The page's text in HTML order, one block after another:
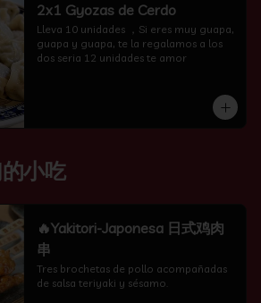
2x1 Gyozas de Cerdo
Lleva 10 unidades ，Si eres muy guapa,
guapa y guapa, te la regalamos a los
dos seria 12 unidades te amor
小吃
🔥Yakitori-Japonesa 日式鸡肉
串
Tres brochetas de pollo acompañadas
de salsa teriyaki y sésamo.